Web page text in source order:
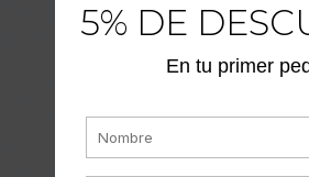
5% DE
En tu primer